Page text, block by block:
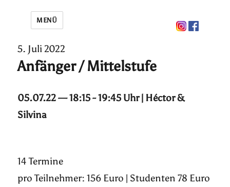
MENÜ
5. Juli 2022
Anfänger / Mittelstufe
05.07.22 — 18:15 - 19:45 Uhr | Héctor &
Silvina
14 Termine
pro Teilnehmer: 156 Euro | Studenten 78 Euro